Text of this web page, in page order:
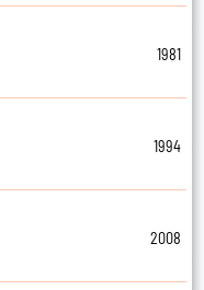
1981
1994
2008